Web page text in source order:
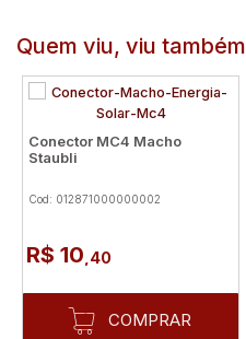
Quem viu, viu também
Conector MC4 Macho
Staubli
Cod: 012871000000002
R$ 10 ,40
COMPRAR